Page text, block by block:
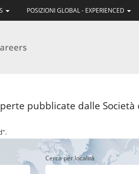
POSIZIONI GLOBAL - EXPERIENCED
pubblicate dalle
Cerca per località